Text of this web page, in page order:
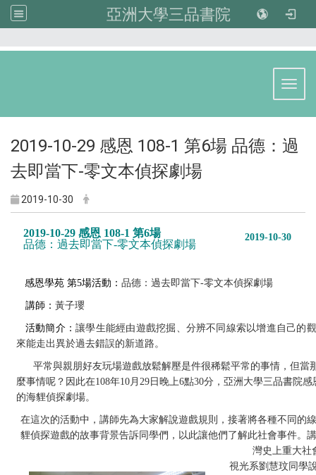
亞洲大學三品書院
2019-10-29 感恩 108-1 第6場 品德：過
去即當下-零文本偵探劇場
2019-10-30
2019-10-29 感恩 108-1 第6場
品德：過去即當下-零文本偵探劇場
2019-10-30
感恩學苑 第5場活動： 品德：過去即當下-零文本偵探劇場
講師： 黃子瓔
活動簡介：讓學生能經由遊戲挖掘、分辨不同線索以增進自己的
來能走出異於過去錯誤的新道路。
平常與親朋好友玩場遊戲放鬆解壓是件很稀鬆平常的事情，但
麼事情呢？因此在108年10 月 29 日晚上6點30分，亞洲大學三品書院感
的海貍偵探劇場。
在這次的活動中，講師先為大家解說遊戲規則，接著將各種不同的
貍偵探遊戲的故事背景告訴同學們，以此讓他們了解此社會事件。
灣史上重大社
視光系劉慧玟同學